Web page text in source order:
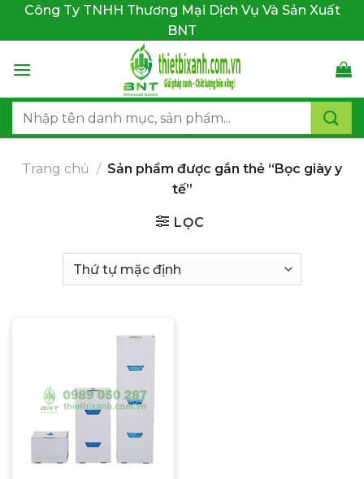
dung
Công Ty TNHH Thương Mại Dịch Vụ Và Sản Xuất
BNT
Tìm
Trang chủ / Sản phẩm được gắn thẻ “Bọc giày y
tế”
LỌC